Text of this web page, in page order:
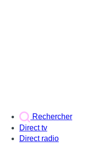
Rechercher
Direct tv
Direct radio